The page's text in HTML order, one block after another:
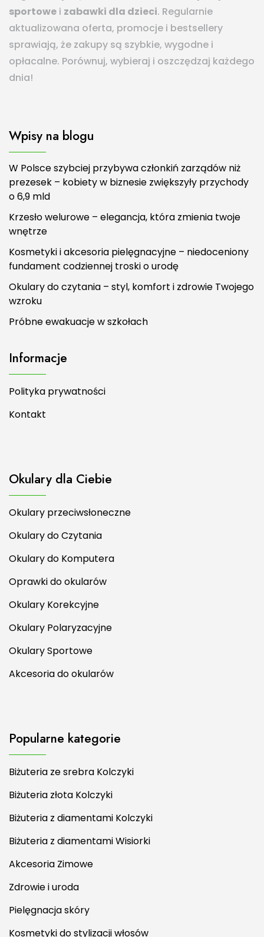
sportowe i zabawki dla dzieci. Regularnie
aktualizowana oferta, promocje i bestsellery
sprawiają, że zakupy są szybkie, wygodne i
opłacalne. Porównuj, wybieraj i oszczędzaj każdego
dnia!
Wpisy na blogu
W Polsce szybciej przybywa członkiń zarządów niż
prezesek – kobiety w biznesie zwiększyły przychody
o 6,9 mld
Krzesło welurowe – elegancja, która zmienia twoje
wnętrze
Kosmetyki i akcesoria pielęgnacyjne – niedoceniony
fundament codziennej troski o urodę
Okulary do czytania – styl, komfort i zdrowie Twojego
wzroku
Próbne ewakuacje w szkołach
Informacje
Polityka prywatności
Kontakt
Okulary dla Ciebie
Okulary przeciwsłoneczne
Okulary do Czytania
Okulary do Komputera
Oprawki do okularów
Okulary Korekcyjne
Okulary Polaryzacyjne
Okulary Sportowe
Akcesoria do okularów
Popularne kategorie
Biżuteria ze srebra Kolczyki
Biżuteria złota Kolczyki
Biżuteria z diamentami Kolczyki
Biżuteria z diamentami Wisiorki
Akcesoria Zimowe
Zdrowie i uroda
Pielęgnacja skóry
Kosmetyki do stylizacji włosów